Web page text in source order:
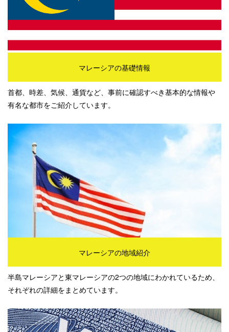
マレーシアの基礎情報
首都、時差、気候、通貨など、事前に確認すべき基本的な情報や
有名な都市をご紹介しています。
マレーシアの地域紹介
半島マレーシアと東マレーシアの2つの地域にわかれているため、
それぞれの詳細をまとめています。